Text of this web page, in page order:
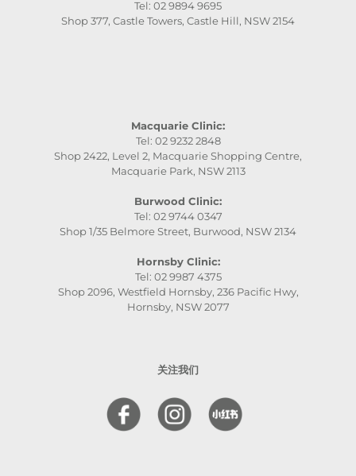
Tel: 02 9894 9695
Shop 377, Castle Towers, Castle Hill, NSW 2154
Macquarie Clinic:
Tel: 02 9232 2848
Shop 2422, Level 2, Macquarie Shopping Centre,
Macquarie Park, NSW 2113
Burwood Clinic:
Tel: 02 9744 0347
Shop 1/35 Belmore Street, Burwood, NSW 2134
Hornsby Clinic:
Tel: 02 9987 4375
Shop 2096, Westfield Hornsby, 236 Pacific Hwy,
Hornsby, NSW 2077
关注我们